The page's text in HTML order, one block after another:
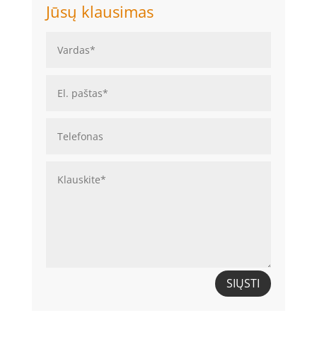
Jūsų klausimas
SIŲSTI